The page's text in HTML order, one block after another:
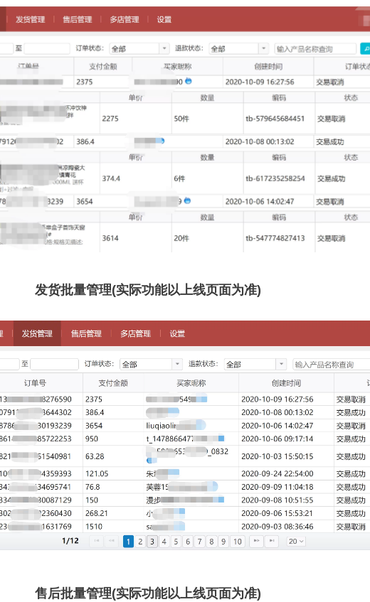
发货批量管理(实际功能以上线页面为准)
售后批量管理(实际功能以上线页面为准)